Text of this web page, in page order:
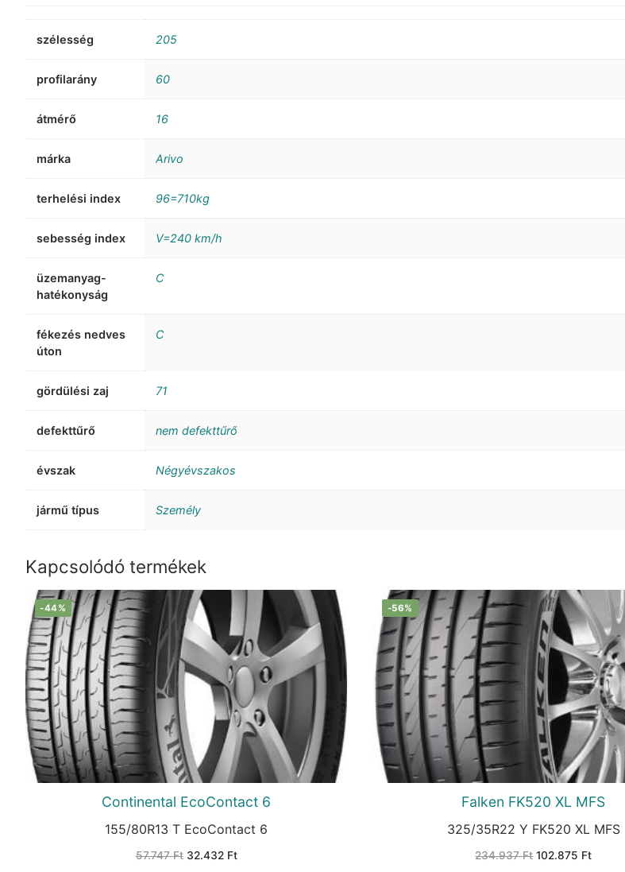
szélesség 205
profilarány 60
átmérő 16
márka Arivo
terhelési index 96=710kg
sebesség index V=240 km/h
üzemanyag-
hatékonyság
C
fékezés nedves
úton
C
gördülési zaj 71
defekttűrő nem defekttűrő
évszak Négyévszakos
jármű típus Személy
Kapcsolódó termékek
-44%
Continental EcoContact 6
155/80R13 T EcoContact 6
57.747Ft Original
32.432 FtCurrent
-56%
Falken FK520 XL MFS
325/35R22 Y FK520 XL MFS
234.937Ft Original
102.875 FtCurrent